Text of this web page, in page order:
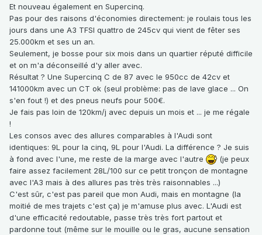
Et nouveau également en Supercinq.
Pas pour des raisons d'économies directement: je roulais tous les
jours dans une A3 TFSI quattro de 245cv qui vient de fêter ses
25.000km et ses un an.
Seulement, je bosse pour six mois dans un quartier réputé difficile
et on m'a déconseillé d'y aller avec.
Résultat ? Une Supercinq C de 87 avec le 950cc de 42cv et
141000km avec un CT ok (seul problème: pas de lave glace ... On
s'en fout !) et des pneus neufs pour 500€.
Je fais pas loin de 120km/j avec depuis un mois et ... je me régale
!
Les consos avec des allures comparables à l'Audi sont
identiques: 9L pour la cinq, 9L pour l'Audi. La différence ? Je suis
à fond avec l'une, me reste de la marge avec l'autre
(je peux
faire assez facilement 28L/100 sur ce petit tronçon de montagne
avec l'A3 mais à des allures pas très très raisonnables ...)
C'est sûr, c'est pas pareil que mon Audi, mais en montagne (la
moitié de mes trajets c'est ça) je m'amuse plus avec. L'Audi est
d'une efficacité redoutable, passe très très fort partout et
pardonne tout (même sur le mouille ou le gras, aucune sensation